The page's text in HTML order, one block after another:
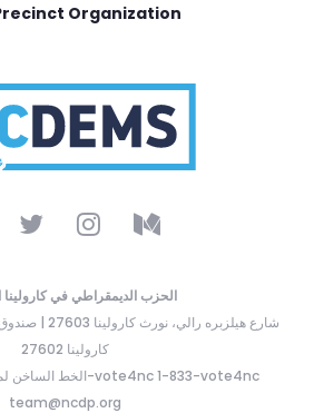
Organization
الحزب الديمقراطي في كارولينا
كارولينا 27602
الخط الساخن لمساعدة الناخبين: 1-833-vote4nc 1-833-vote4nc
team@ncdp.org